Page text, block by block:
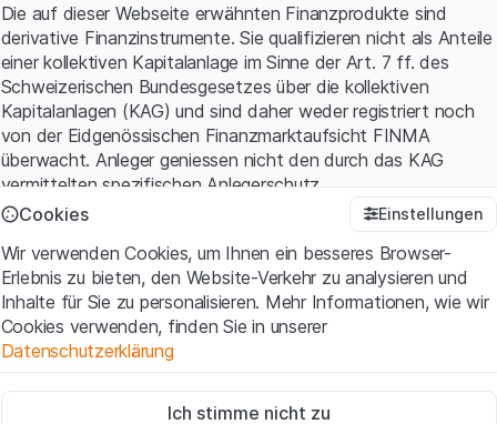
Die auf dieser Webseite erwähnten Finanzprodukte sind
derivative Finanzinstrumente. Sie qualifizieren nicht als Anteile
einer kollektiven Kapitalanlage im Sinne der Art. 7 ff. des
Schweizerischen Bundesgesetzes über die kollektiven
Kapitalanlagen (KAG) und sind daher weder registriert noch
von der Eidgenössischen Finanzmarktaufsicht FINMA
überwacht. Anleger geniessen nicht den durch das KAG
vermittelten spezifischen Anlegerschutz.
Mit dem Zugriff auf diese Website der Leonteq Securities AG
(die "Website") erklären Sie, dass Sie die rechtlichen
Informationen und die wichtigen Hinweise und
Nutzungsbedingungenverstanden haben und akzeptieren.
Wenn Sie mit den Nutzungsbedingungen nicht einverstanden
Cookies Einstellungen
Wir verwenden Cookies, um Ihnen ein besseres Browser-
Erlebnis zu bieten, den Website-Verkehr zu analysieren und
Inhalte für Sie zu personalisieren. Mehr Informationen, wie wir
Cookies verwenden, finden Sie in unserer
Datenschutzerklärung
Diese Cookies sind für die Website erforderlich und können nicht
Ich stimme nicht zu